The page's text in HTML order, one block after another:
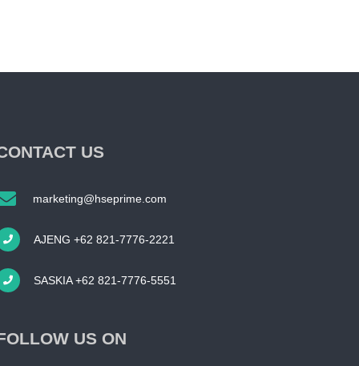
US
marketing@hseprime.com
AJENG +62 821-7776-2221
SASKIA +62 821-7776-5551
US ON